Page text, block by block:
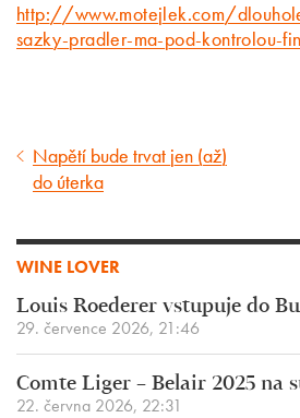
http://www.motejlek.com/
sazky-pradler-ma-pod-kontrolou-
Předcházející
článek
Napětí bude trvat jen (až)
do úterka
WINE LOVER
Louis Roederer vstupuje do
29. července 2026, 21:46
Comte Liger – Belair 2025 na
22. června 2026, 22:31